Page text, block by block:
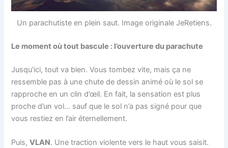
Un parachutiste en plein saut. Image originale JeRetiens.
Le moment où tout bascule : l’ouverture du parachute
Jusqu’ici, tout va bien. Vous tombez vite, mais ça ne
ressemble pas à une chute de dessin animé où le sol se
rapproche en un clin d’œil. En fait, la sensation est plus
proche d’un vol… sauf que le sol n’a pas signé pour que
vous restiez en l’air éternellement.
Puis,VLAN. Une traction violente vers le haut vous saisit.